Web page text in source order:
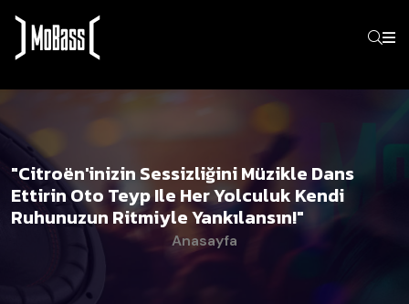
"Citroën'inizin Sessizliğini Müzikle Dans
Ettirin Oto Teyp Ile Her Yolculuk Kendi
Ruhunuzun Ritmiyle Yankılansın!"
Anasayfa